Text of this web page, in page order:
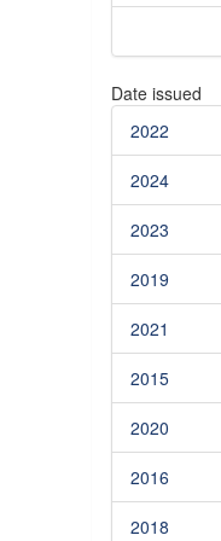
Date issued
2022
2024
2023
2019
2021
2015
2020
2016
2018